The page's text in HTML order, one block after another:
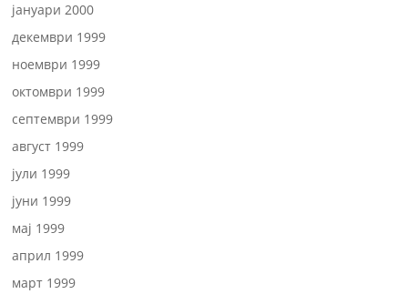
јануари 2000
декември 1999
ноември 1999
октомври 1999
септември 1999
август 1999
јули 1999
јуни 1999
мај 1999
април 1999
март 1999